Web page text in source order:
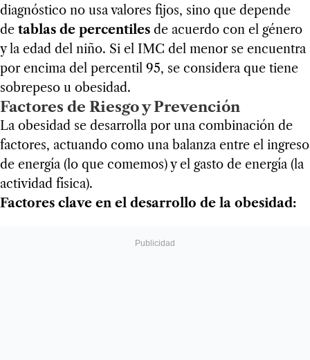
diagnóstico no usa valores fijos, sino que depende
de tablas de percentiles de acuerdo con el género
y la edad del niño. Si el IMC del menor se encuentra
por encima del percentil 95, se considera que tiene
sobrepeso u obesidad.
Factores de Riesgo y Prevención
La obesidad se desarrolla por una combinación de
factores, actuando como una balanza entre el ingreso
de energía (lo que comemos) y el gasto de energía (la
actividad física).
Factores clave en el desarrollo de la obesidad: